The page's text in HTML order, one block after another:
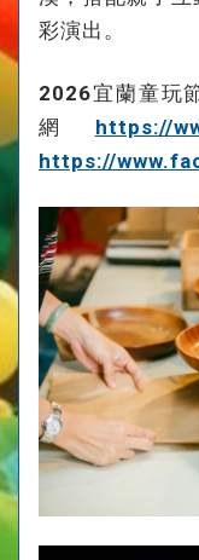
彩演出。
2026宜蘭童玩
網 https://
https://